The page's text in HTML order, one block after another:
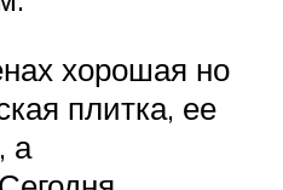
хорошая но
плитка, ее
а